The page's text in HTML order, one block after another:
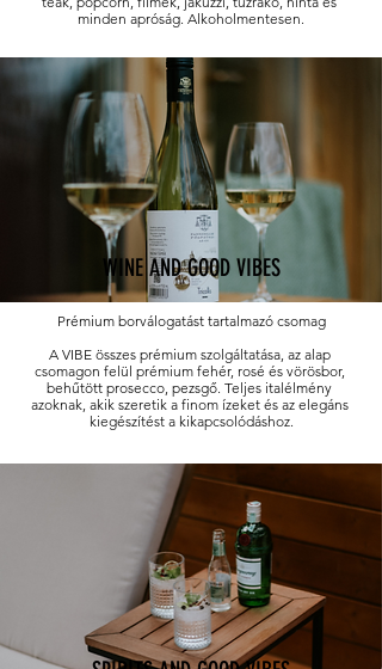
minden apróság. Alkoholmentesen.
WINE AND GOOD VIBES
Prémium borválogatást tartalmazó csomag
A VIBE összes prémium szolgáltatása, az alap
csomagon felül prémium fehér, rosé és vörösbor,
behűtött prosecco, pezsgő. Teljes italélmény
azoknak, akik szeretik a finom ízeket és az elegáns
kiegészítést a kikapcsolódáshoz.